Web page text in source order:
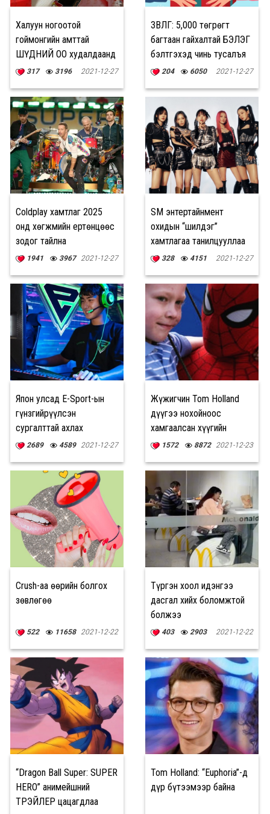
Халуун ногоотой
гоймонгийн амттай
ШҮДНИЙ ОО худалдаанд
гарчээ
317 3196 2021-12-27
ЗӨВЛӨГӨӨ: 5,000 төгрөгт
багтаан гайхалтай БЭЛЭГ
бэлтгэхэд чинь тусалъя
204 6050 2021-12-27
Coldplay хамтлаг 2025
онд хөгжмийн ертөнцөөс
зодог тайлна
1941 3967 2021-12-27
SM энтертайнмент
охидын “шилдэг”
хамтлагаа танилцууллаа
328 4151 2021-12-27
Япон улсад E-Sport-ын
гүнзгийрүүлсэн
сургалттай ахлах
сургууль нээгдэнэ
2689 4589 2021-12-27
Жүжигчин Tom Holland
дүүгээ нохойноос
хамгаалсан хүүгийн
МӨРӨӨДЛИЙГ биелүүлжээ
1572 8872 2021-12-23
Crush-аа өөрийн болгох
зөвлөгөө
522 11658 2021-12-22
Түргэн хоол идэнгээ
дасгал хийх боломжтой
болжээ
403 2903 2021-12-22
“Dragon Ball Super: SUPER
HERO” анимейшний
ТРЭЙЛЕР цацагдлаа
Tom Holland: “Euphoria”-д
дүр бүтээмээр байна